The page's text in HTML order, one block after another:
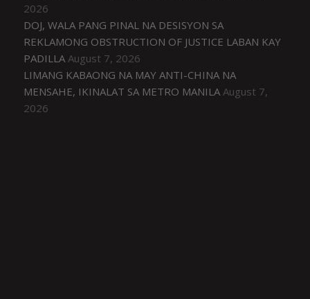
2026
DOJ, WALA PANG PINAL NA DESISYON SA
REKLAMONG OBSTRUCTION OF JUSTICE LABAN KAY
PADILLA August 7, 2026
LIMANG KABAONG NA MAY ANTI-CHINA NA
MENSAHE, IKINALAT SA METRO MANILA August 7,
2026